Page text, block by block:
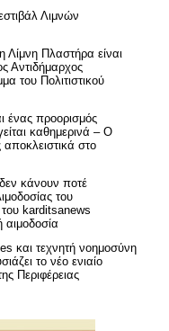
Λιμνών
Λίμνη Πλαστήρα είναι
Αντιδήμαρχος
του Πολιτιστικού
ένας προορισμός
καθημερινά – Ο
στο
κάνουν ποτέ
του
karditsanews
αιμοδοσία
και τεχνητή νοημοσύνη
το νέο ενιαίο
Περιφέρειας